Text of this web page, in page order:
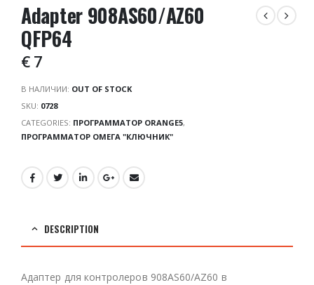
Adapter 908AS60/AZ60
QFP64
€7
В НАЛИЧИИ: OUT OF STOCK
SKU: 0728
CATEGORIES: ПРОГРАММАТОР ORANGE5,
ПРОГРАММАТОР ОМЕГА "КЛЮЧНИК"
DESCRIPTION
Адаптер для контролеров 908AS60/AZ60 в